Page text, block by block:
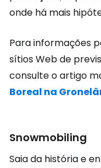
onde há mais
Para informações
sítios Web de
consulte o artigo
Boreal na
Snowmobiling
Saia da história e